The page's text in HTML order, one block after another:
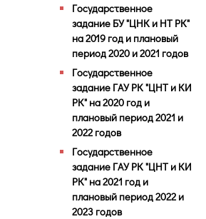
Государственное
задание БУ "ЦНК и НТ РК"
на 2019 год и плановый
период 2020 и 2021 годов
Государственное
задание ГАУ РК "ЦНТ и КИ
РК" на 2020 год и
плановый период 2021 и
2022 годов
Государственное
задание ГАУ РК "ЦНТ и КИ
РК" на 2021 год и
плановый период 2022 и
2023 годов